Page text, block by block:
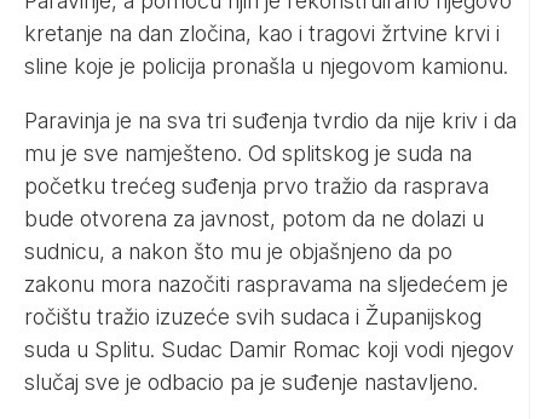
kretanje na dan zločina, kao i tragovi žrtvine krvi i
sline koje je policija pronašla u njegovom kamionu.
Paravinja je na sva tri suđenja tvrdio da nije kriv i da
mu je sve namješteno. Od splitskog je suda na
početku trećeg suđenja prvo tražio da rasprava
bude otvorena za javnost, potom da ne dolazi u
sudnicu, a nakon što mu je objašnjeno da po
zakonu mora nazočiti raspravama na sljedećem je
ročištu tražio izuzeće svih sudaca i Županijskog
suda u Splitu. Sudac Damir Romac koji vodi njegov
slučaj sve je odbacio pa je suđenje nastavljeno.